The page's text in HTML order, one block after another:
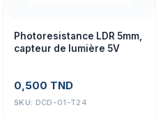
Photoresistance LDR 5mm,
capteur de lumière 5V
0,500 TND
SKU: DCD-01-T24